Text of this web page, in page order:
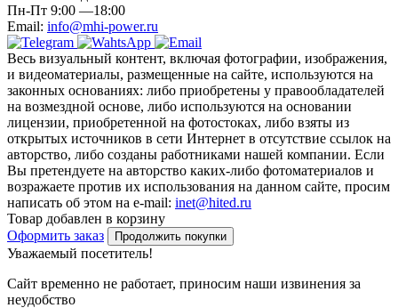
Пн-Пт 9:00 —18:00
Email: info@mhi-power.ru
Весь визуальный контент, включая фотографии, изображения,
и видеоматериалы, размещенные на сайте, используются на
законных основаниях: либо приобретены у правообладателей
на возмездной основе, либо используются на основании
лицензии, приобретенной на фотостоках, либо взяты из
открытых источников в сети Интернет в отсутствие ссылок на
авторство, либо созданы работниками нашей компании. Если
Вы претендуете на авторство каких-либо фотоматериалов и
возражаете против их использования на данном сайте, просим
написать об этом на e-mail: inet@hited.ru
Товар добавлен в корзину
Оформить заказ
Продолжить покупки
Уважаемый посетитель!
Сайт временно не работает, приносим наши извинения за
неудобство